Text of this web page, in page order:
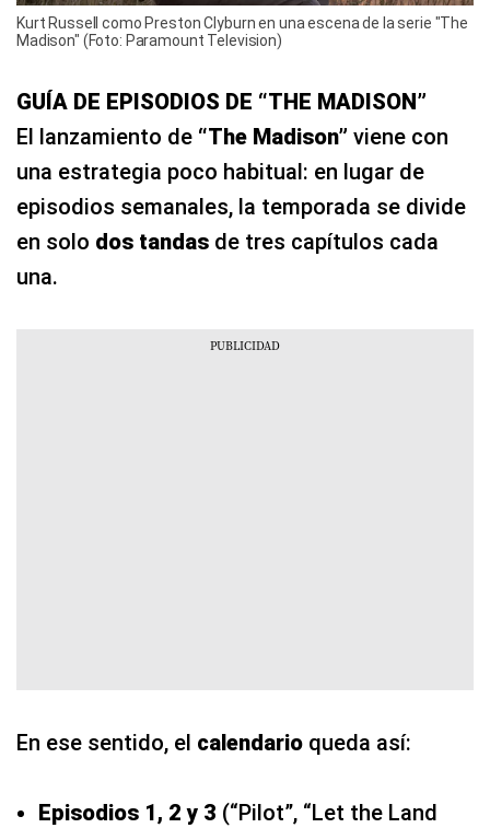
Kurt Russell como Preston Clyburn en una escena de la serie "The
Madison" (Foto: Paramount Television)
GUÍA DE EPISODIOS DE “THE MADISON”
El lanzamiento de “The Madison” viene con
una estrategia poco habitual: en lugar de
episodios semanales, la temporada se divide
en solo dos tandas de tres capítulos cada
una.
En ese sentido, el calendario queda así:
Episodios 1, 2 y 3 (“Pilot”, “Let the Land